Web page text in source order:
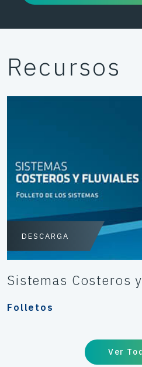
Recursos
DESCARGA
Sistemas Costeros
Folletos
Ver